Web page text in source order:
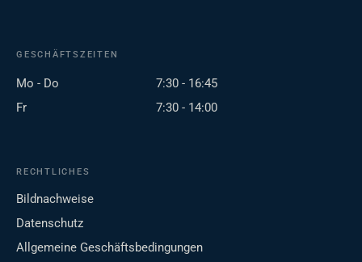
GESCHÄFTSZEITEN
Mo - Do
7:30 - 16:45
Fr
7:30 - 14:00
RECHTLICHES
Bildnachweise
Datenschutz
Allgemeine Geschäftsbedingungen